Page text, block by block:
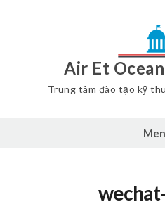
Air Et
Trung tâm đào tạo kỹ